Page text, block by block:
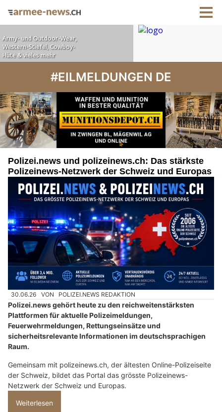
#EILMELDUNGEN DE
Polizei.news und polizeinews.ch: Das stärkste
Polizeinews-Netzwerk der Schweiz und Europas
30.06.26 VON POLIZEI.NEWS REDAKTION
Polizei.news gehört heute zu den reichweitenstärksten
Plattformen für aktuelle Polizeimeldungen,
Feuerwehrmeldungen, Rettungseinsätze und
sicherheitsrelevante Informationen im deutschsprachigen
Raum.
Gemeinsam mit polizeinews.ch, der ältesten Online-Polizeiseite
der Schweiz, bildet das Portal das grösste Polizeinews-
Netzwerk der Schweiz und Europas.
Weiterlesen